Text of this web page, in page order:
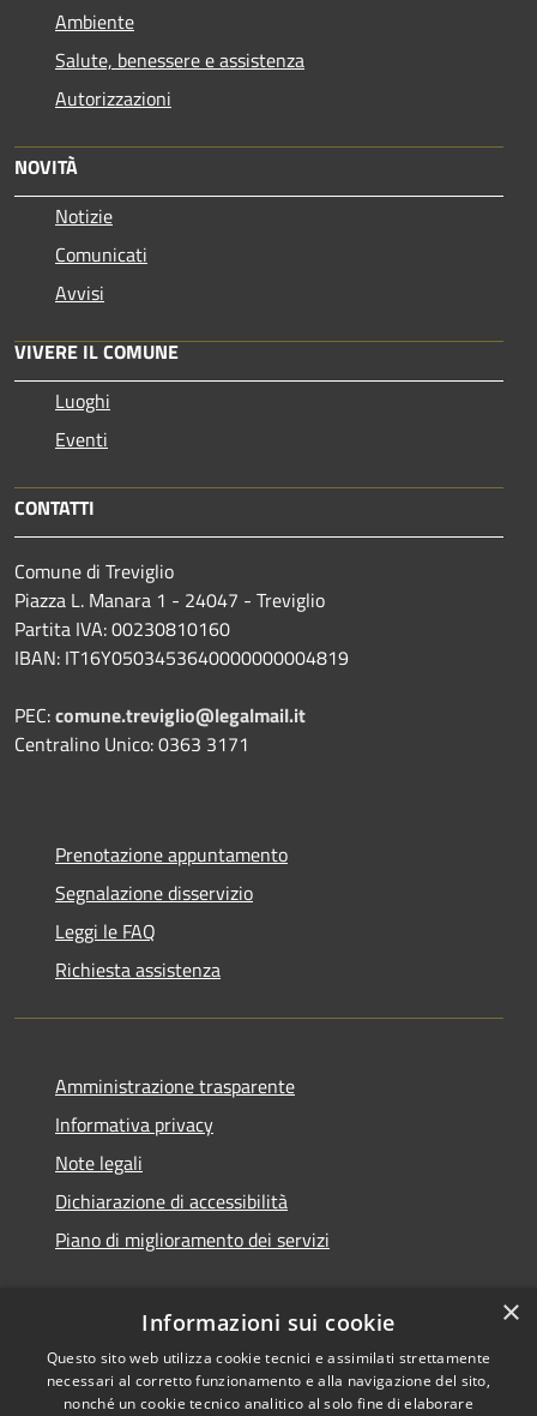
Ambiente
Salute, benessere e assistenza
Autorizzazioni
NOVITÀ
Notizie
Comunicati
Avvisi
VIVERE IL COMUNE
Luoghi
Eventi
CONTATTI
Comune di Treviglio
Piazza L. Manara 1 - 24047 - Treviglio
Partita IVA: 00230810160
IBAN: IT16Y0503453640000000004819
PEC:comune.treviglio@legalmail.it
Centralino Unico: 0363 3171
Prenotazione appuntamento
Segnalazione disservizio
Leggi le FAQ
Richiesta assistenza
Amministrazione trasparente
Informativa privacy
Note legali
Dichiarazione di accessibilità
Piano di miglioramento dei servizi
RSS
Accessibilità
Copyright © 2026 • Comune di
Treviglio • Powered by
×
Informazioni sui cookie
Questo sito web utilizza cookie tecnici e assimilati strettamente
necessari al corretto funzionamento e alla navigazione del sito,
nonché un cookie tecnico analitico al solo fine di elaborare